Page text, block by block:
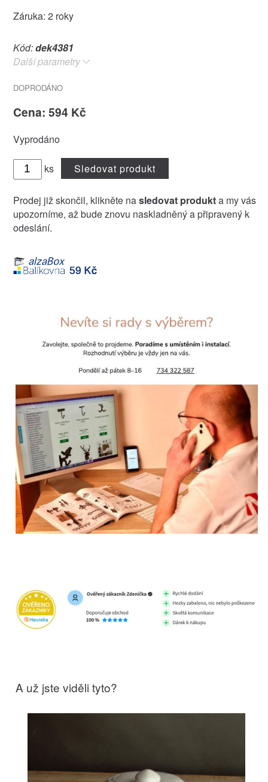
Záruka: 2 roky
Kód:dek4381
Další parametry
DOPRODÁNO
Cena: 594 Kč
Vyprodáno
ks Sledovat produkt
Prodej již skončil, klikněte nasledovat produkta my vás
upozorníme, až bude znovu naskladněný a připravený k
odeslání.
A už jste viděli tyto?